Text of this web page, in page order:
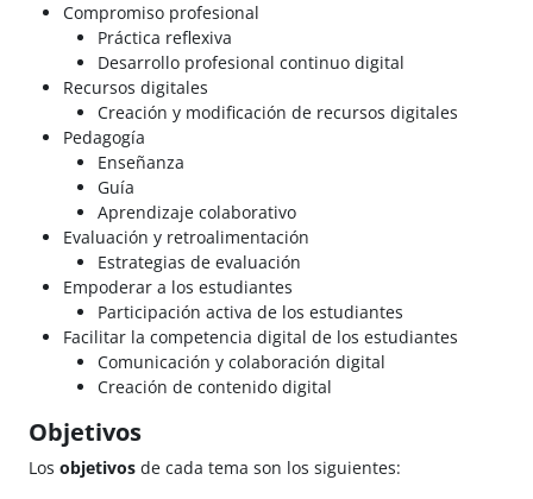
Compromiso profesional
Práctica reflexiva
Desarrollo profesional continuo digital
Recursos digitales
Creación y modificación de recursos digitales
Pedagogía
Enseñanza
Guía
Aprendizaje colaborativo
Evaluación y retroalimentación
Estrategias de evaluación
Empoderar a los estudiantes
Participación activa de los estudiantes
Facilitar la competencia digital de los estudiantes
Comunicación y colaboración digital
Creación de contenido digital
Objetivos
Los objetivos de cada tema son los siguientes: